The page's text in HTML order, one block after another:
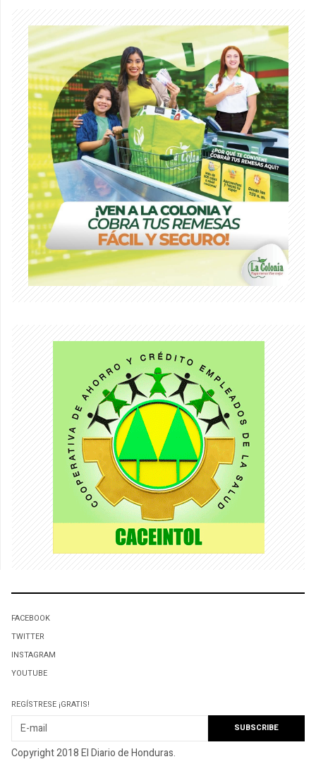
FACEBOOK
TWITTER
INSTAGRAM
YOUTUBE
REGÍSTRESE ¡GRATIS!
Copyright 2018 El Diario de Honduras.